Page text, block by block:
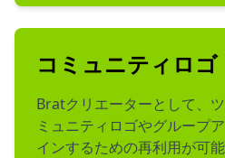
コミュニティロゴ
Bratクリエーターとして、
ミュニティロゴやグループ
インするための再利用が可